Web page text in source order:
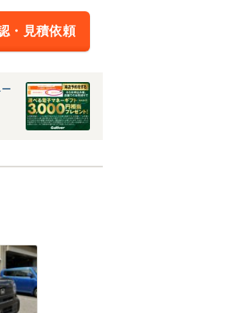
・見積依頼